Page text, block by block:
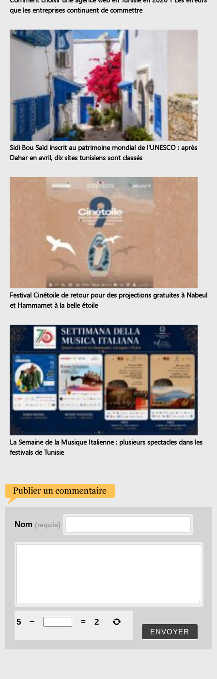
que les entreprises continuent de commettre
Sidi Bou Saïd inscrit au patrimoine mondial de l'UNESCO : après
Dahar en avril, dix sites tunisiens sont classés
Festival Cinétoile de retour pour des projections gratuites à Nabeul
et Hammamet à la belle étoile
La Semaine de la Musique Italienne : plusieurs spectacles dans les
festivals de Tunisie
Nom (requis)
ENVOYER
5 − = 2